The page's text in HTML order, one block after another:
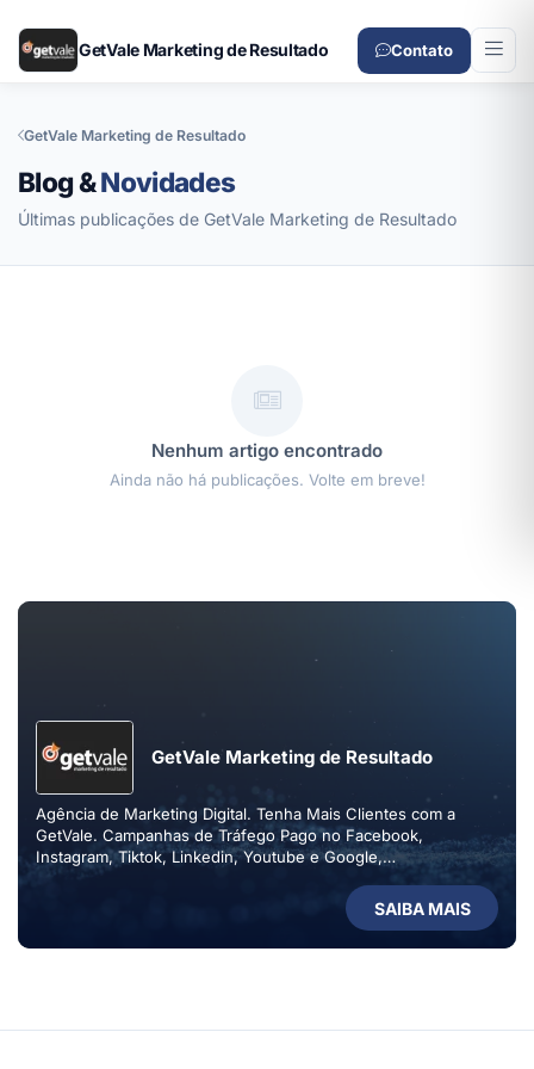
GetVale Marketing de Resultado Contato
GetVale Marketing de Resultado
Blog &Novidades
Últimas publicações de GetVale Marketing de Resultado
Nenhum artigo encontrado
Ainda não há publicações. Volte em breve!
GetVale Marketing de Resultado
Agência de Marketing Digital. Tenha Mais Clientes com a
GetVale. Campanhas de Tráfego Pago no Facebook,
Instagram, Tiktok, Linkedin, Youtube e Google,
Desenvolvimento de Sites, Desenvolvimento de Aplicativos e
SAIBA MAIS